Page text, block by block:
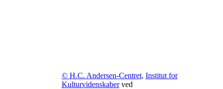
© H.C. Andersen-Centret, Institut for
Kulturvidenskaberved